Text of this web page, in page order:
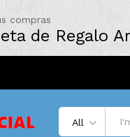
compras
de Regalo
All